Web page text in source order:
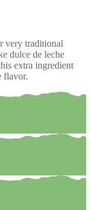
very traditional
dulce de leche
extra ingredient
flavor.